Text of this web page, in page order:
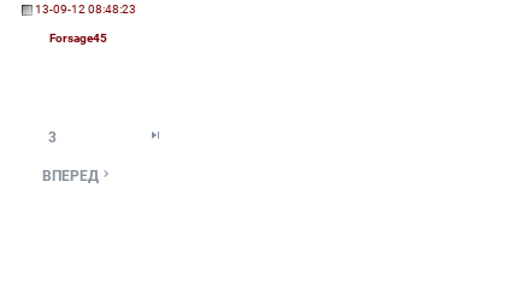
13-09-12 08:48:23
Forsage45
3 
ВПЕРЕД 